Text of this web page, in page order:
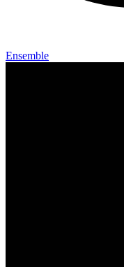
Ensemble